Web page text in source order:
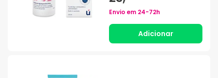
Envio em 24-72h
Adicionar